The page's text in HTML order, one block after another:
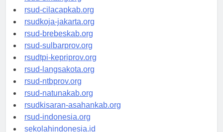
rsud-sintang.org
rsud-cilacapkab.org
rsudkoja-jakarta.org
rsud-brebeskab.org
rsud-sulbarprov.org
rsudtpi-kepriprov.org
rsud-langsakota.org
rsud-ntbprov.org
rsud-natunakab.org
rsudkisaran-asahankab.org
rsud-indonesia.org